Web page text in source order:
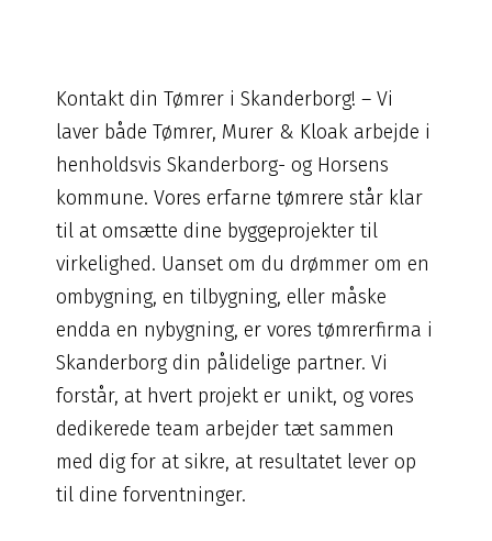
Kontakt din Tømrer i Skanderborg! – Vi
laver både Tømrer, Murer & Kloak arbejde i
henholdsvis Skanderborg- og Horsens
kommune. Vores erfarne tømrere står klar
til at omsætte dine byggeprojekter til
virkelighed. Uanset om du drømmer om en
ombygning, en tilbygning, eller måske
endda en nybygning, er vores tømrerfirma i
Skanderborg din pålidelige partner. Vi
forstår, at hvert projekt er unikt, og vores
dedikerede team arbejder tæt sammen
med dig for at sikre, at resultatet lever op
til dine forventninger.